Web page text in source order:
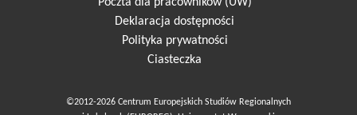
Deklaracja dostępności
Polityka prywatności
Ciasteczka
©2012-2026 Centrum Europejskich Studiów Regionalnych